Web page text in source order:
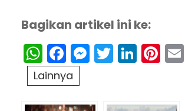
Bagikan artikel ini ke:
WhatsApp
Facebook
Messenger
Twitter
Lainnya